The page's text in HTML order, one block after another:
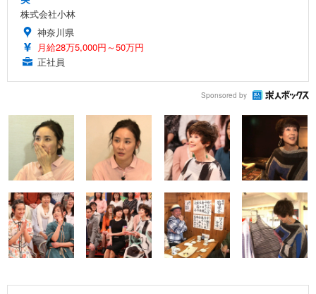
株式会社小林
神奈川県
月給28万5,000円～50万円
正社員
Sponsored by